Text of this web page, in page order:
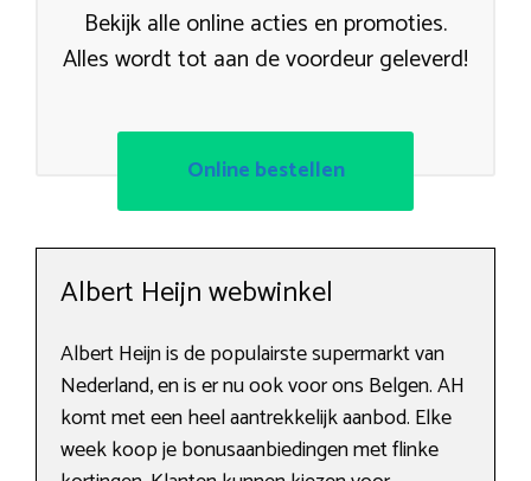
Bekijk alle online acties en promoties.
Alles wordt tot aan de voordeur geleverd!
Online bestellen
Albert Heijn webwinkel
Albert Heijn is de populairste supermarkt van
Nederland, en is er nu ook voor ons Belgen. AH
komt met een heel aantrekkelijk aanbod. Elke
week koop je bonusaanbiedingen met flinke